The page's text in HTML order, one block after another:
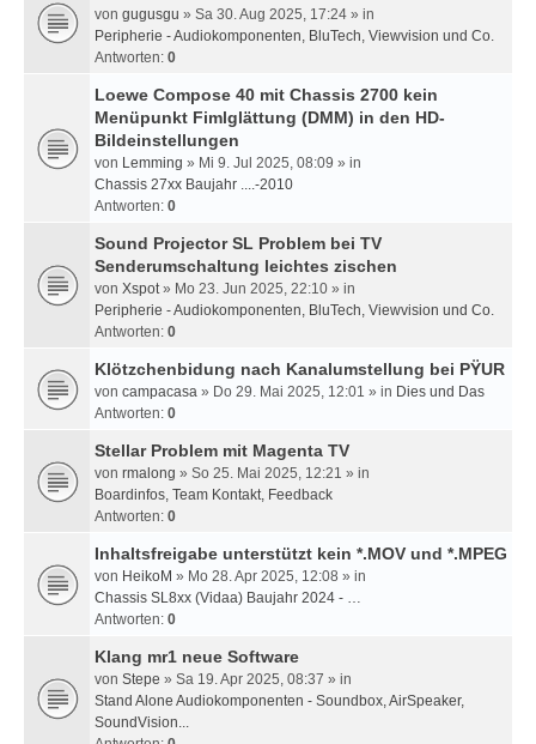
von gugusgu » Sa 30. Aug 2025, 17:24 » in
Peripherie - Audiokomponenten, BluTech, Viewvision und Co.
Antworten: 0
Loewe Compose 40 mit Chassis 2700 kein
Menüpunkt Fimlglättung (DMM) in den HD-
Bildeinstellungen
von Lemming » Mi 9. Jul 2025, 08:09 » in
Chassis 27xx Baujahr ....-2010
Antworten: 0
Sound Projector SL Problem bei TV
Senderumschaltung leichtes zischen
von Xspot» Mo 23. Jun 2025, 22:10 » in
Peripherie - Audiokomponenten, BluTech, Viewvision und Co.
Antworten: 0
Klötzchenbidung nach Kanalumstellung bei PŸUR
von campacasa » Do 29. Mai 2025, 12:01 » in Dies und Das
Antworten: 0
Stellar Problem mit Magenta TV
von rmalong » So 25. Mai 2025, 12:21 » in
Boardinfos, Team Kontakt, Feedback
Antworten: 0
Inhaltsfreigabe unterstützt kein *.MOV und *.MPEG
von HeikoM » Mo 28. Apr 2025, 12:08 » in
Chassis SL8xx (Vidaa) Baujahr 2024 - …
Antworten: 0
Klang mr1 neue Software
von Stepe » Sa 19. Apr 2025, 08:37 » in
Stand Alone Audiokomponenten - Soundbox, AirSpeaker,
SoundVision...